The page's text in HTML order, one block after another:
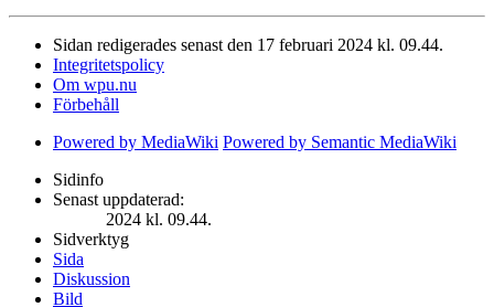
Sidan redigerades senast den 17 februari 2024 kl. 09.44.
Integritetspolicy
Om wpu.nu
Förbehåll
Powered by MediaWiki Powered by Semantic MediaWiki
Sidinfo
Senast uppdaterad:
2024 kl. 09.44.
Sidverktyg
Sida
Diskussion
Bild